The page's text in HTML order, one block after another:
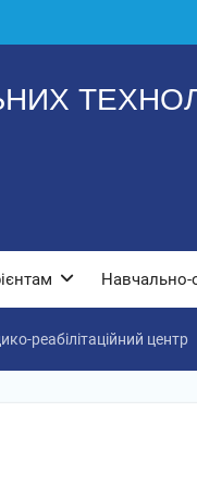
Навчально-
реабілітаційний центр